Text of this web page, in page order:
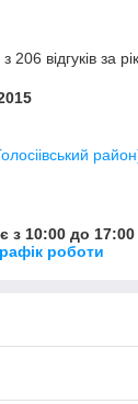
206 відгуків за рік
з 10:00 до 17:00
роботи